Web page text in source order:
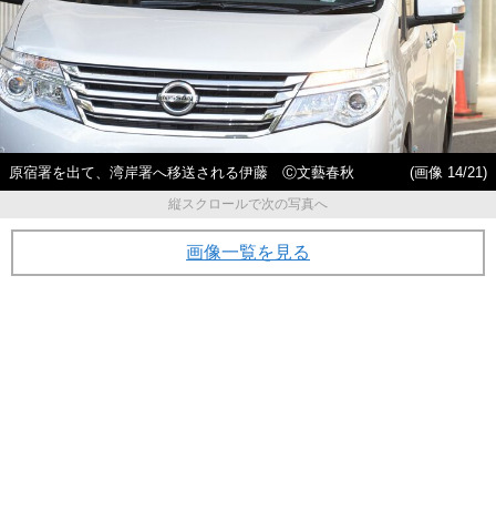
原宿署を出て、湾岸署へ移送される伊藤 Ⓒ文藝春秋
(画像 14/21)
縦スクロールで次の写真へ
画像一覧を見る